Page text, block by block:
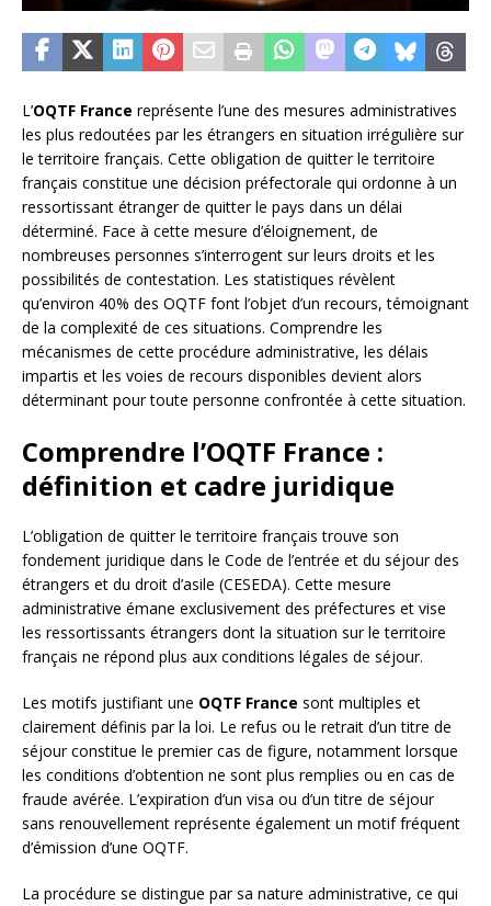
L’OQTF France représente l’une des mesures administratives
les plus redoutées par les étrangers en situation irrégulière sur
le territoire français. Cette obligation de quitter le territoire
français constitue une décision préfectorale qui ordonne à un
ressortissant étranger de quitter le pays dans un délai
déterminé. Face à cette mesure d’éloignement, de
nombreuses personnes s’interrogent sur leurs droits et les
possibilités de contestation. Les statistiques révèlent
qu’environ 40% des OQTF font l’objet d’un recours, témoignant
de la complexité de ces situations. Comprendre les
mécanismes de cette procédure administrative, les délais
impartis et les voies de recours disponibles devient alors
déterminant pour toute personne confrontée à cette situation.
Comprendre l’OQTF France :
définition et cadre juridique
L’obligation de quitter le territoire français trouve son
fondement juridique dans le Code de l’entrée et du séjour des
étrangers et du droit d’asile (CESEDA). Cette mesure
administrative émane exclusivement des préfectures et vise
les ressortissants étrangers dont la situation sur le territoire
français ne répond plus aux conditions légales de séjour.
Les motifs justifiant une OQTF France sont multiples et
clairement définis par la loi. Le refus ou le retrait d’un titre de
séjour constitue le premier cas de figure, notamment lorsque
les conditions d’obtention ne sont plus remplies ou en cas de
fraude avérée. L’expiration d’un visa ou d’un titre de séjour
sans renouvellement représente également un motif fréquent
d’émission d’une OQTF.
La procédure se distingue par sa nature administrative, ce qui